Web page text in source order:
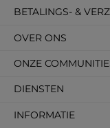
DIENSTEN
INFORMATIE
BETALINGS- &
OVER ONS
ONZE